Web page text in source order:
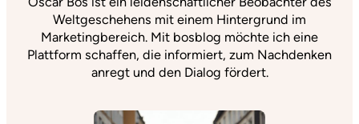
Weltgeschehens mit einem Hintergrund im
Marketingbereich. Mit bosblog möchte ich eine
Plattform schaffen, die informiert, zum Nachdenken
anregt und den Dialog fördert.